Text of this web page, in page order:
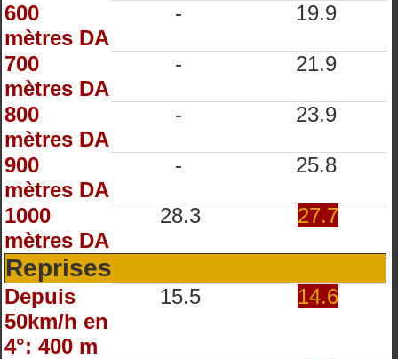
600
mètres DA
- 19.9
700
mètres DA
- 21.9
800
mètres DA
- 23.9
900
mètres DA
- 25.8
1000
mètres DA
28.3 27.7
Reprises
Depuis
50km/h en
4°: 400 m
15.5 14.6